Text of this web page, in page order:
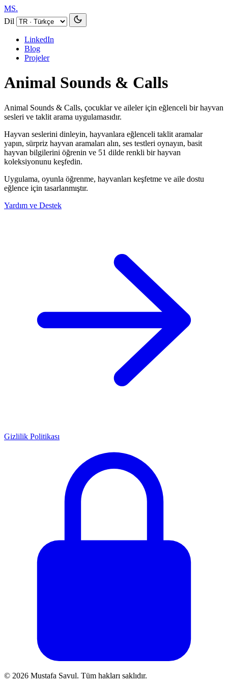
MS.
Dil
LinkedIn
Blog
Projeler
Animal Sounds & Calls
Animal Sounds & Calls, çocuklar ve aileler için eğlenceli bir hayvan
sesleri ve taklit arama uygulamasıdır.
Hayvan seslerini dinleyin, hayvanlara eğlenceli taklit aramalar
yapın, sürpriz hayvan aramaları alın, ses testleri oynayın, basit
hayvan bilgilerini öğrenin ve 51 dilde renkli bir hayvan
koleksiyonunu keşfedin.
Uygulama, oyunla öğrenme, hayvanları keşfetme ve aile dostu
eğlence için tasarlanmıştır.
Yardım ve Destek
Gizlilik Politikası
© 2026 Mustafa Savul. Tüm hakları saklıdır.